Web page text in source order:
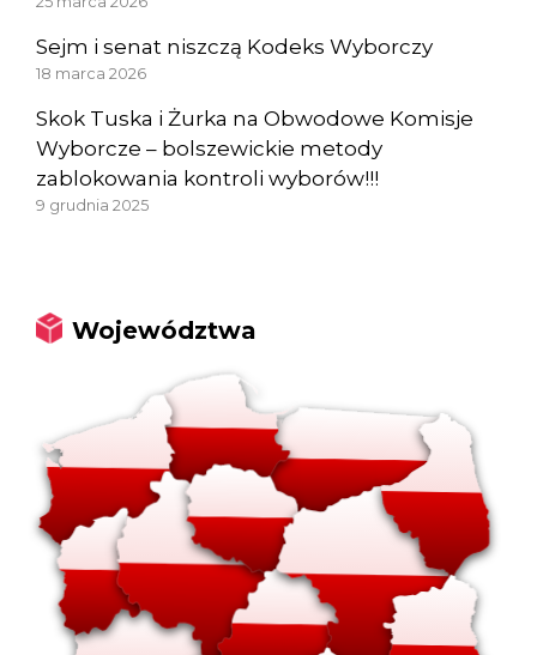
Sejm i senat niszczą Kodeks Wyborczy
18 marca 2026
Skok Tuska i Żurka na Obwodowe Komisje
Wyborcze – bolszewickie metody
zablokowania kontroli wyborów!!!
9 grudnia 2025
Województwa